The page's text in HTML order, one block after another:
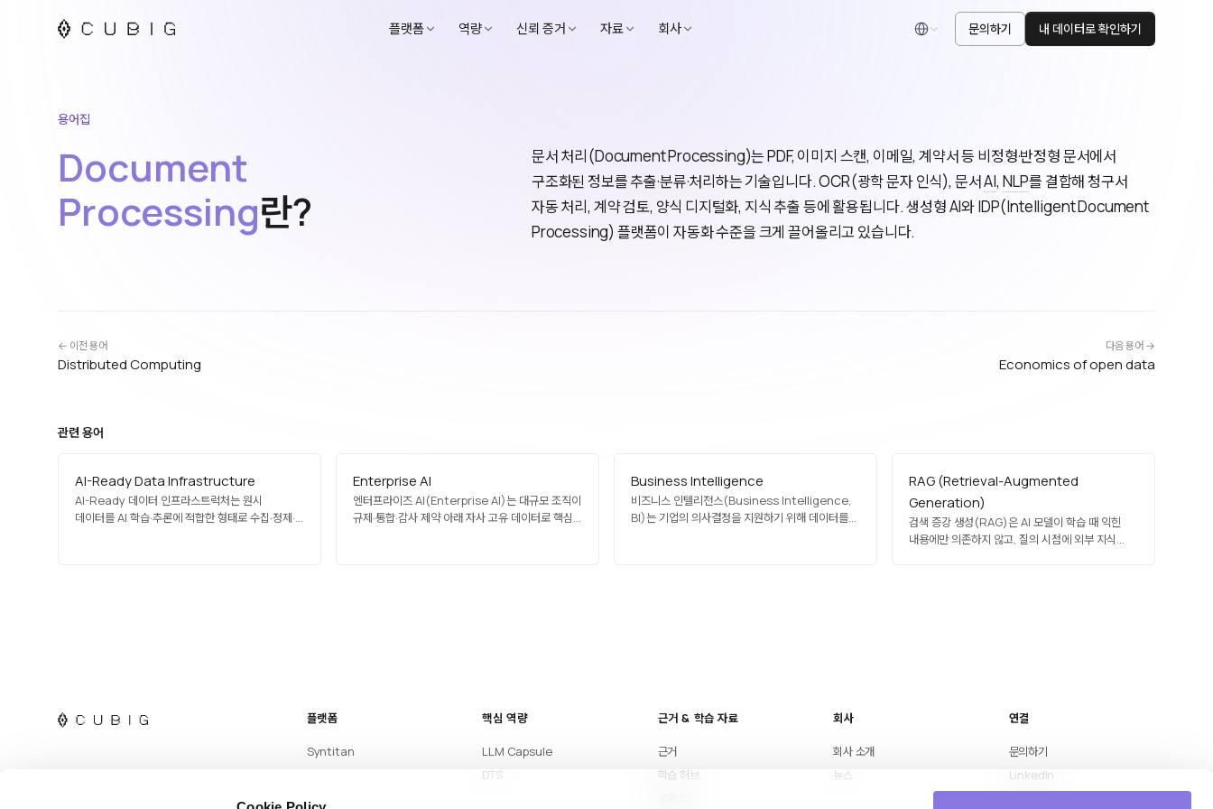
플랫폼 역량 신뢰 증거 자료 회사 한국어 문의하기 내 데이터로 확인하기
용어집
Document
Processing란?
문서 처리(Document Processing)는 PDF, 이미지 스캔, 이메일, 계약서 등 비정형·반정형 문서에서
구조화된 정보를 추출·분류·처리하는 기술입니다. OCR(광학 문자 인식), 문서AI, NLP를 결합해 청구서
자동 처리, 계약 검토, 양식 디지털화, 지식 추출 등에 활용됩니다. 생성형 AI와 IDP(Intelligent Document
Processing) 플랫폼이 자동화 수준을 크게 끌어올리고 있습니다.
← 이전 용어
Distributed Computing
다음 용어 →
Economics of open data
관련 용어
AI-Ready Data Infrastructure
AI-Ready 데이터 인프라스트럭처는 원시
데이터를 AI 학습·추론에 적합한 형태로 수집·정제·
Enterprise AI
엔터프라이즈 AI(Enterprise AI)는 대규모 조직이
규제·통합·감사 제약 아래 자사 고유 데이터로 핵심
Business Intelligence
비즈니스 인텔리전스(Business Intelligence,
BI)는 기업의 의사결정을 지원하기 위해 데이터를
RAG (Retrieval-Augmented
Generation)
검색 증강 생성(RAG)은 AI 모델이 학습 때 익힌
내용에만 의존하지 않고, 질의 시점에 외부 지식
플랫폼
Syntitan
핵심 역량
LLM Capsule
DTS
근거 & 학습 자료
근거
학습 허브
회사
회사 소개
뉴스
연결
문의하기
LinkedIn